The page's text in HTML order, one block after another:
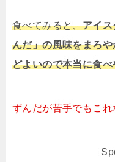
食べてみると、アイス
んだ」の風味をまろ
どよいので本当に食
ずんだが苦手でもこ